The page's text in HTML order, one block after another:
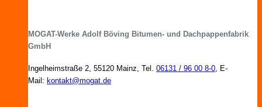
MOGAT-Werke Adolf Böving Bitumen- und Dachpappenfabrik
GmbH
Ingelheimstraße 2, 55120 Mainz, Tel. 06131 / 96 00 8-0, E-
Mail: kontakt@mogat.de